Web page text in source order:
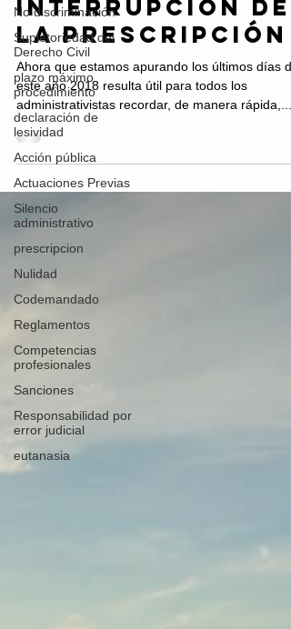
No discriminación
Supletoriedad del
Derecho Civil
plazo máximo
procedimiento
declaración de
lesividad
Acción pública
Actuaciones Previas
Silencio
administrativo
prescripcion
Nulidad
Codemandado
Reglamentos
Competencias
profesionales
Sanciones
Responsabilidad por
error judicial
eutanasia
plazo máximo
para resolver e
interrupción de
la prescripción
Ahora que estamos apurando los últimos días de
este año 2018 resulta útil para todos los
administrativistas recordar, de manera rápida,...